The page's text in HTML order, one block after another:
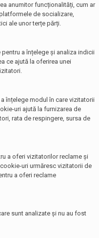
anumitor funcționalități, cum ar
de socializare,
ale unor terțe părți.
a înțelege și analiza indicii
ce ajută la oferirea unei
înțelege modul în care vizitatorii
uri ajută la furnizarea de
rata de respingere, sursa de
a oferi vizitatorilor reclame și
uri urmăresc vizitatorii de
a oferi reclame
sunt analizate și nu au fost